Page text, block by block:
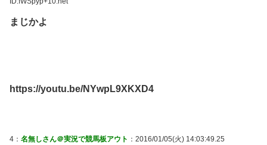
まじかよ
https://youtu.be/NYwpL9XKXD4
4： 名無しさん＠実況で競馬板アウト ：2016/01/05(火) 14:03:49.25